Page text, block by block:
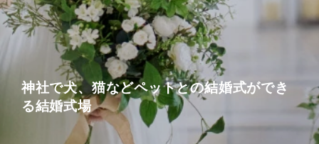
神社で犬、猫などペットとの結婚式ができ
る結婚式場